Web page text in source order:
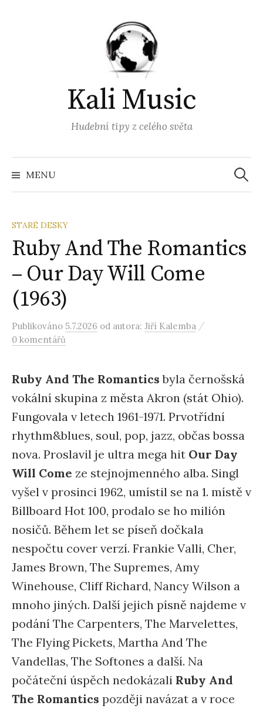
Kali Music
Hudební tipy z celého světa
MENU
STARÉ DESKY
Ruby And The Romantics
– Our Day Will Come
(1963)
Publikováno 5.7.2026 od autora: Jiří Kalemba /
0 komentářů
Ruby And The Romantics byla černošská
vokální skupina z města Akron (stát Ohio).
Fungovala v letech 1961-1971. Prvotřídní
rhythm&blues, soul, pop, jazz, občas bossa
nova. Proslavil je ultra mega hit Our Day
Will Come ze stejnojmenného alba. Singl
vyšel v prosinci 1962, umístil se na 1. místě v
Billboard Hot 100, prodalo se ho milión
nosičů. Během let se píseň dočkala
nespočtu cover verzí. Frankie Valli, Cher,
James Brown, The Supremes, Amy
Winehouse, Cliff Richard, Nancy Wilson a
mnoho jiných. Další jejich písně najdeme v
podání The Carpenters, The Marvelettes,
The Flying Pickets, Martha And The
Vandellas, The Softones a další. Na
počáteční úspěch nedokázali Ruby And
The Romantics později navázat a v roce